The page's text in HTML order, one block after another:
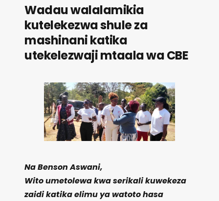
Wadau walalamikia
kutelekezwa shule za
mashinani katika
utekelezwaji mtaala wa CBE
Na Benson Aswani,
Wito umetolewa kwa serikali kuwekeza
zaidi katika elimu ya watoto hasa